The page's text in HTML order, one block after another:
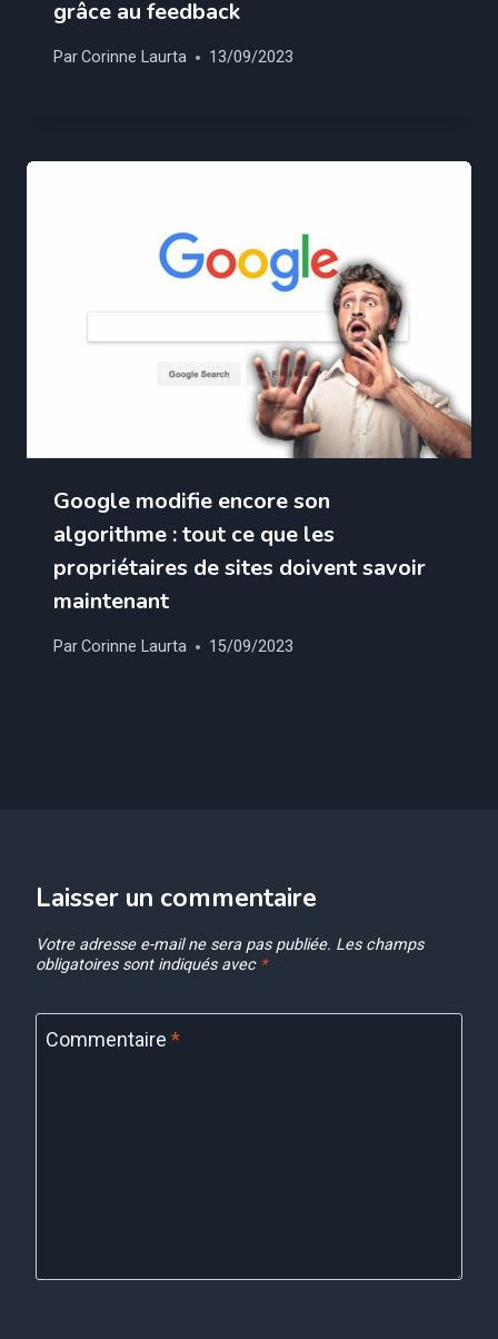
grâce au feedback
ParCorinne Laurta 13/09/2023
Google modifie encore son
algorithme : tout ce que les
propriétaires de sites doivent savoir
maintenant
ParCorinne Laurta 15/09/2023
Laisser un commentaire
Votre adresse e-mail ne sera pas publiée. Les champs
obligatoires sont indiqués avec *
Commentaire *